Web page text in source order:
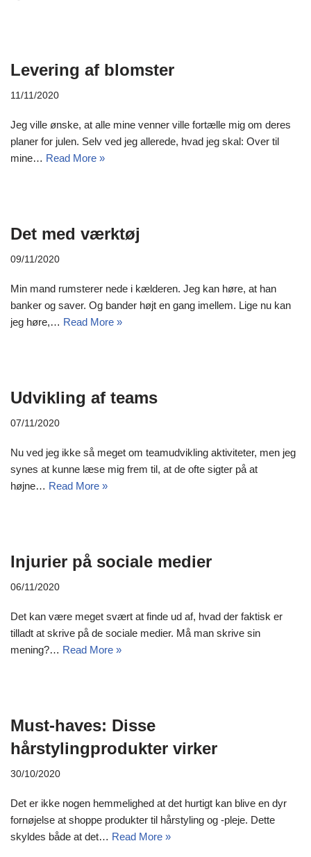
Levering af blomster
11/11/2020
Jeg ville ønske, at alle mine venner ville fortælle mig om deres
planer for julen. Selv ved jeg allerede, hvad jeg skal: Over til
mine… Read More »
Det med værktøj
09/11/2020
Min mand rumsterer nede i kælderen. Jeg kan høre, at han
banker og saver. Og bander højt en gang imellem. Lige nu kan
jeg høre,… Read More »
Udvikling af teams
07/11/2020
Nu ved jeg ikke så meget om teamudvikling aktiviteter, men jeg
synes at kunne læse mig frem til, at de ofte sigter på at
højne… Read More »
Injurier på sociale medier
06/11/2020
Det kan være meget svært at finde ud af, hvad der faktisk er
tilladt at skrive på de sociale medier. Må man skrive sin
mening?… Read More »
Must-haves: Disse
hårstylingprodukter virker
30/10/2020
Det er ikke nogen hemmelighed at det hurtigt kan blive en dyr
fornøjelse at shoppe produkter til hårstyling og -pleje. Dette
skyldes både at det… Read More »